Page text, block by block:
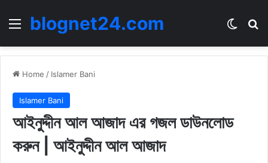
Menublognet24.com
Home / Islamer Bani
Islamer Bani
আইনুদ্দীন আল আজাদ এর গজল ডাউনলোড
করুন | আইনুদ্দীন আল আজাদ